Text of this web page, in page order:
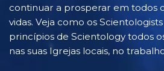
continuar a prosperar em todos
vidas. Veja como os
princípios de Scientology todos
nas suas Igrejas locais, no